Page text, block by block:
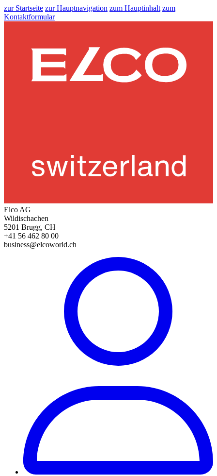
zur Startseite zur Hauptnavigation zum Hauptinhalt zum
Kontaktformular
Elco AG
Wildischachen
5201 Brugg, CH
+41 56 462 80 00
business@elcoworld.ch